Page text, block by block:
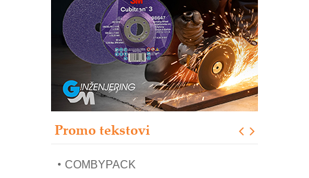
Promo tekstovi
RMQ-TITAN ADVANCED INDICATOR
– Pametna signalizacija za efikasnije
upravljanje mašinama
Sigurnije ispitivanje transformatora u
solarnim elektranama i vetroparkovima
Pranje točkova na gradilištu- standard
modernog i odgovornog građenja
mrežnog pretvarača sa tečnim
COMBYPACK